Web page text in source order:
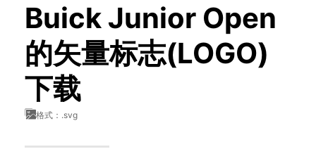
Buick Junior Open
的矢量标志(LOGO)
下载
格式：.svg